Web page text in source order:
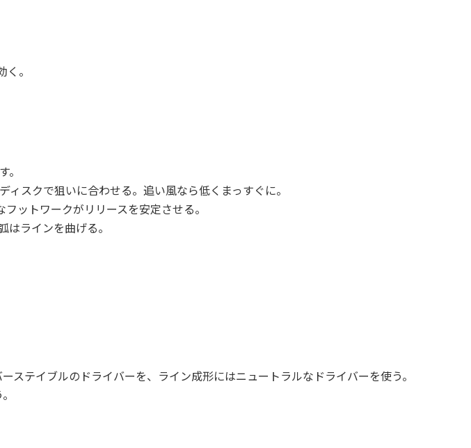
。
スクで狙いに合わせる。追い風なら低くまっすぐに。
ットワークがリリースを安定させる。
ラインを曲げる。
テイブルのドライバーを、ライン成形にはニュートラルなドライバーを使う。